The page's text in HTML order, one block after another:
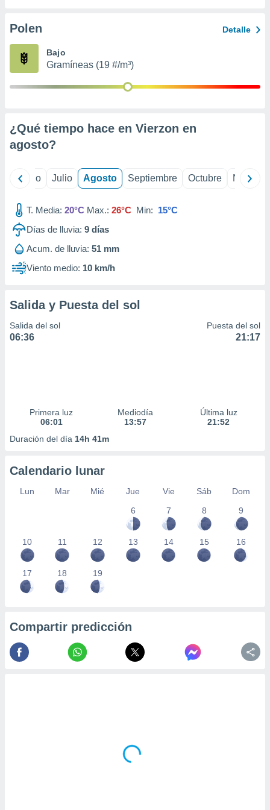
e
mediante
publicidad
publicidad
de
Polen Detalle
Bajo
Gramíneas (19 #/m³)
¿Qué tiempo hace en Vierzon en
agosto?
Junio Julio Agosto Septiembre Octubre
T. Media: 20°C Max.: 26°C Min: 15°C
Días de lluvia: 9 días
Acum. de lluvia: 51 mm
Viento medio: 10 km/h
Salida y Puesta del sol
Salida del sol
06:36
Puesta del sol
21:17
Primera luz
06:01
Mediodía
13:57
Última luz
21:52
Duración del día 14h 41m
Calendario lunar
Lun Mar Mié Jue Vie Sáb
Dom
6
7 8 9
10 11 12 13 14 15 16
17 18 19
Compartir predicción